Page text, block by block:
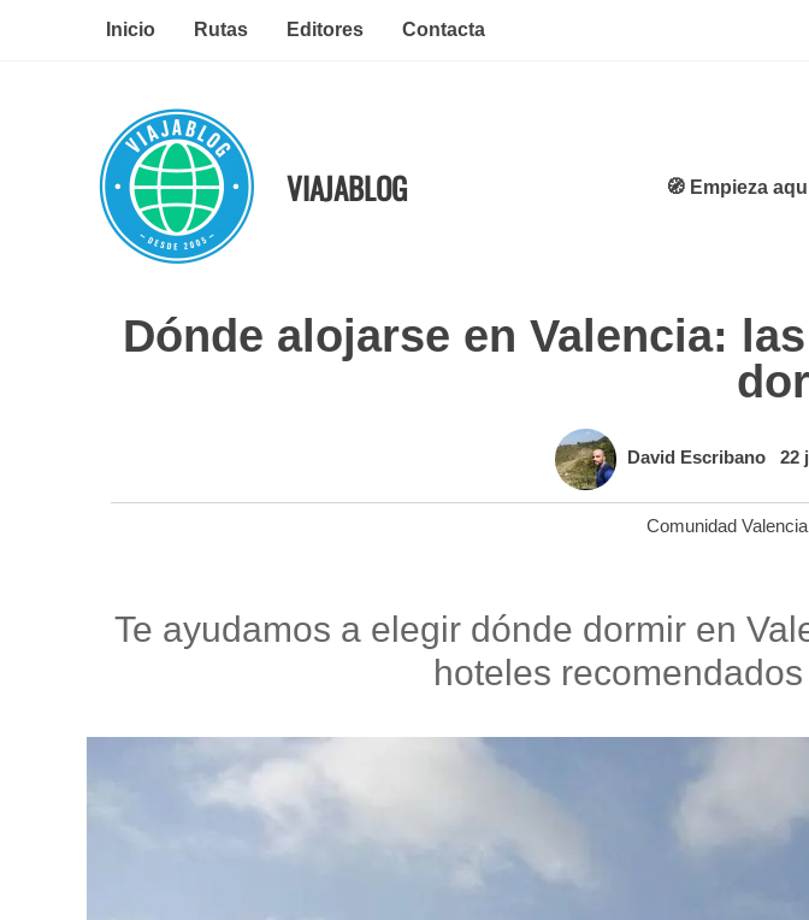
Inicio Rutas Editores Contacta
VIAJABLOG 🧭 Empieza
Dónde alojarse en Valencia:
David Escribano 22
Comunidad
Te ayudamos a elegir dónde dormir en
hoteles